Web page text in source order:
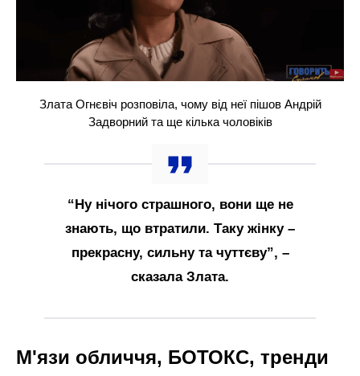
Злата Огнєвіч розповіла, чому від неї пішов Андрій
Задворний та ще кілька чоловіків
“Ну нічого страшного, вони ще не
знають, що втратили. Таку жінку –
прекрасну, сильну та чуттєву”, –
сказала Злата.
М'язи обличчя, БОТОКС, тренди